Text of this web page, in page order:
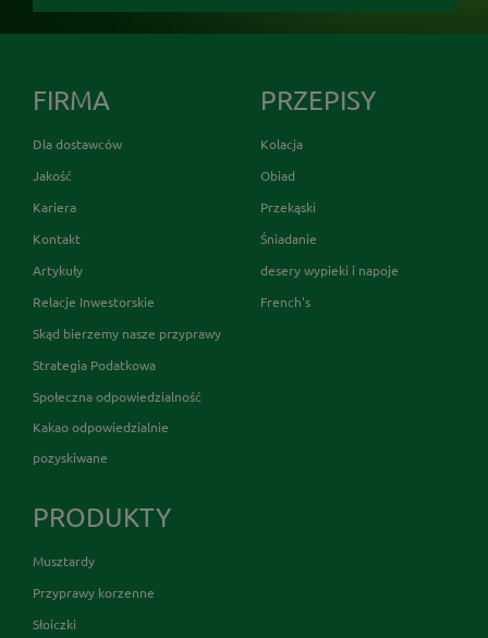
FIRMA
Dla dostawców
Jakość
Kariera
Kontakt
Artykuły
Relacje Inwestorskie
Skąd bierzemy nasze przyprawy
Strategia Podatkowa
Społeczna odpowiedzialność
Kakao odpowiedzialnie
pozyskiwane
PRZEPISY
Kolacja
Obiad
Przekąski
Śniadanie
desery wypieki i napoje
French's
PRODUKTY
Musztardy
Przyprawy korzenne
Słoiczki